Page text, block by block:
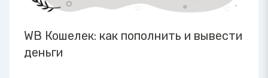
WB Кошелек: как пополнить и вывести
деньги